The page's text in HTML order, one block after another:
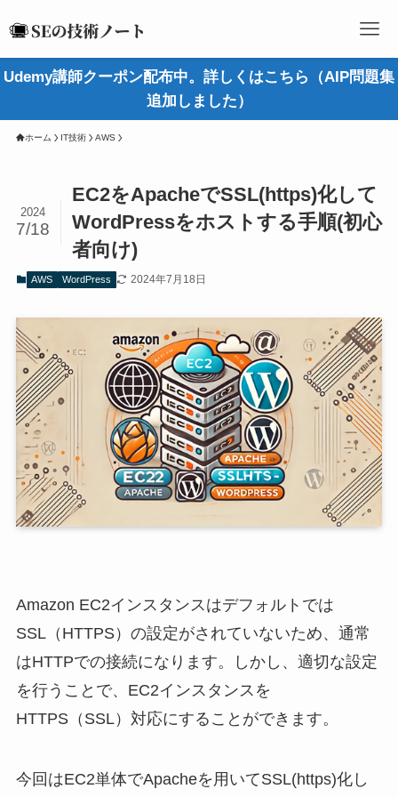
Udemy講師クーポン配布中。詳しくはこちら（AIP問題集
追加しました）
ホーム IT技術 AWS
EC2をApacheでSSL(https)化して
WordPressをホストする手順(初心
者向け)
2024
7/18
AWS WordPress 2024年7月18日
Amazon EC2インスタンスはデフォルトでは
SSL（HTTPS）の設定がされていないため、通常
はHTTPでの接続になります。しかし、適切な設定
を行うことで、EC2インスタンスを
HTTPS（SSL）対応にすることができます。
今回はEC2単体でApacheを用いてSSL(https)化し